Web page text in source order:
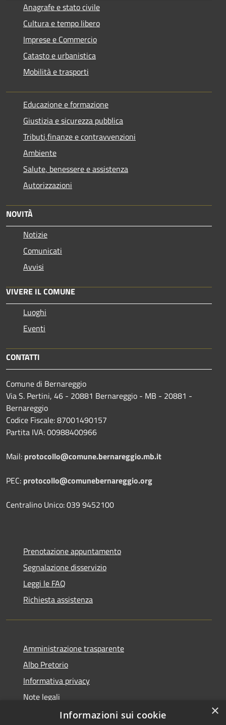
Anagrafe e stato civile
Cultura e tempo libero
Imprese e Commercio
Catasto e urbanistica
Mobilità e trasporti
Educazione e formazione
Giustizia e sicurezza pubblica
Tributi,finanze e contravvenzioni
Ambiente
Salute, benessere e assistenza
Autorizzazioni
NOVITÀ
Notizie
Comunicati
Avvisi
VIVERE IL COMUNE
Luoghi
Eventi
CONTATTI
Comune di Bernareggio
Via S. Pertini, 46 - 20881 Bernareggio - MB - 20881 -
Bernareggio
Codice Fiscale: 87001490157
Partita IVA: 00988400966
Mail: protocollo@comune.bernareggio.mb.it
PEC: protocollo@comunebernareggio.org
Centralino Unico: 039 9452100
Prenotazione appuntamento
Segnalazione disservizio
Leggi le FAQ
Richiesta assistenza
Amministrazione trasparente
Albo Pretorio
Informativa privacy
Note legali
Dichiarazione di accessibilità
×
Informazioni sui cookie